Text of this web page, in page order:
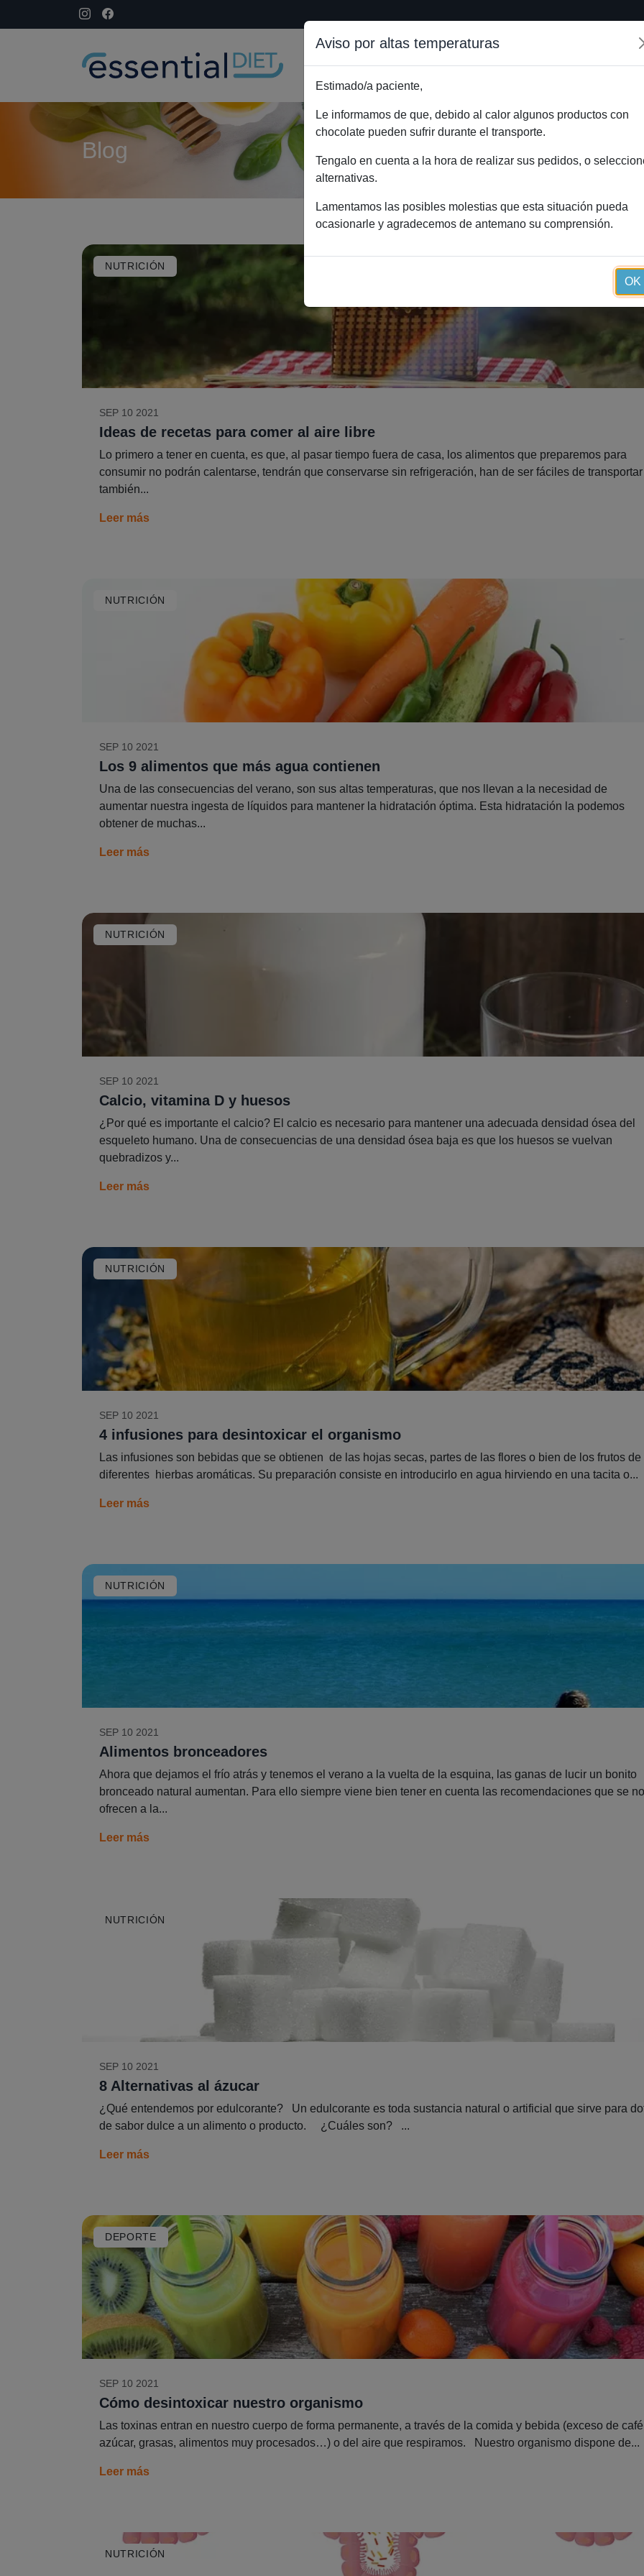
Inicio Método Essential Blog Tienda
Blog
NUTRICIÓN
SEP 10 2021
Ideas de recetas para comer al aire libre
Lo primero a tener en cuenta, es que, al pasar tiempo fuera de casa, los alimentos que preparemos para
consumir no podrán calentarse, tendrán que conservarse sin refrigeración, han de ser fáciles de
también...
Leer más
NUTRICIÓN
SEP 10 2021
Los 9 alimentos que más agua contienen
Una de las consecuencias del verano, son sus altas temperaturas, que nos llevan a la necesidad de
aumentar nuestra ingesta de líquidos para mantener la hidratación óptima. Esta hidratación la podemos
obtener de muchas...
Leer más
NUTRICIÓN
SEP 10 2021
Calcio, vitamina D y huesos
¿Por qué es importante el calcio? El calcio es necesario para mantener una adecuada densidad ósea del
esqueleto humano. Una de consecuencias de una densidad ósea baja es que los huesos se vuelvan
quebradizos y...
Leer más
NUTRICIÓN
SEP 10 2021
4 infusiones para desintoxicar el organismo
Las infusiones son bebidas que se obtienen de las hojas secas, partes de las flores o bien de los frutos de
diferentes hierbas aromáticas. Su preparación consiste en introducirlo en agua hirviendo en una tacita o...
Leer más
NUTRICIÓN
SEP 10 2021
Alimentos bronceadores
Ahora que dejamos el frío atrás y tenemos el verano a la vuelta de la esquina, las ganas de lucir un bonito
bronceado natural aumentan. Para ello siempre viene bien tener en cuenta las recomendaciones que se
ofrecen a la...
Leer más
NUTRICIÓN
SEP 10 2021
8 Alternativas al ázucar
¿Qué entendemos por edulcorante? Un edulcorante es toda sustancia natural o artificial que sirve para
de sabor dulce a un alimento o producto. ¿Cuáles son? ...
Leer más
DEPORTE
SEP 10 2021
Cómo desintoxicar nuestro organismo
Las toxinas entran en nuestro cuerpo de forma permanente, a través de la comida y bebida (exceso de
azúcar, grasas, alimentos muy procesados…) o del aire que respiramos. Nuestro organismo dispone de...
Leer más
NUTRICIÓN
Aviso por altas temperaturas
Estimado/a paciente,
Le informamos de que, debido al calor algunos productos con
chocolate pueden sufrir durante el transporte.
Tengalo en cuenta a la hora de realizar sus pedidos, o
alternativas.
Lamentamos las posibles molestias que esta situación pueda
ocasionarle y agradecemos de antemano su comprensión.
OK